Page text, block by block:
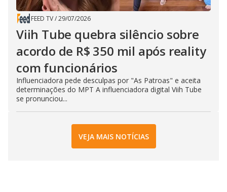
FEED TV/29/07/2026
Viih Tube quebra silêncio sobre
acordo de R$ 350 mil após reality
com funcionários
Influenciadora pede desculpas por "As Patroas" e aceita
determinações do MPT A influenciadora digital Viih Tube
se pronunciou...
VEJA MAIS NOTÍCIAS